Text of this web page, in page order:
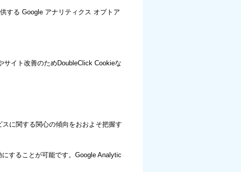
する Google アナリティクス オプトア
サイト改善のためDoubleClick Cookieな
に関する関心の傾向をおおよそ把握す
することが可能です。Google Analytic